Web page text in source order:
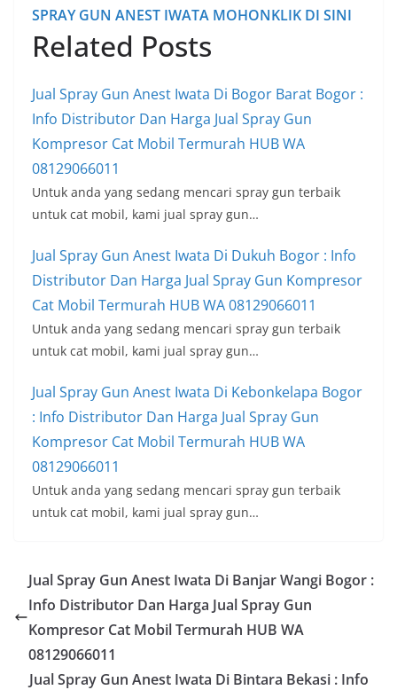
SPRAY GUN ANEST IWATA MOHONKLIK DI SINI
Related Posts
Jual Spray Gun Anest Iwata Di Bogor Barat Bogor :
Info Distributor Dan Harga Jual Spray Gun
Kompresor Cat Mobil Termurah HUB WA
08129066011
Untuk anda yang sedang mencari spray gun terbaik
untuk cat mobil, kami jual spray gun…
Jual Spray Gun Anest Iwata Di Dukuh Bogor : Info
Distributor Dan Harga Jual Spray Gun Kompresor
Cat Mobil Termurah HUB WA 08129066011
Untuk anda yang sedang mencari spray gun terbaik
untuk cat mobil, kami jual spray gun…
Jual Spray Gun Anest Iwata Di Kebonkelapa Bogor
: Info Distributor Dan Harga Jual Spray Gun
Kompresor Cat Mobil Termurah HUB WA
08129066011
Untuk anda yang sedang mencari spray gun terbaik
untuk cat mobil, kami jual spray gun…
Jual Spray Gun Anest Iwata Di Banjar Wangi Bogor :
Info Distributor Dan Harga Jual Spray Gun
Kompresor Cat Mobil Termurah HUB WA
08129066011
Jual Spray Gun Anest Iwata Di Bintara Bekasi : Info